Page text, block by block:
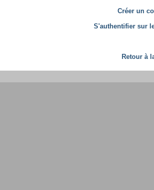
Créer un
S'authentifier sur
Retour à